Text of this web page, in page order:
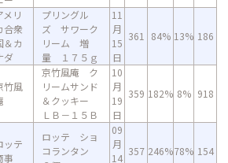
メリ
合衆
＆カ
ダ
プリングル
ズ サワーク
リーム 増
量 １７５ｇ
11
月
15
日
361 84% 13% 186
竹風
京竹風庵 ク
リームサンド
＆クッキー
ＬＢ－１５Ｂ
10
月
19
日
359 182% 8% 918
ッテ
事
ロッテ ショ
コランタン
09
月
14
357 246%78% 154